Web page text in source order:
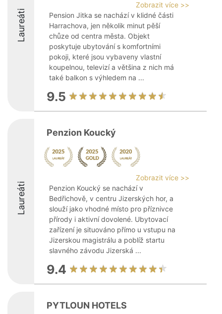
Laureáti
Zobrazit více >>
Pension Jitka se nachází v klidné části
Harrachova, jen několik minut pěší
chůze od centra města. Objekt
poskytuje ubytování s komfortními
pokoji, které jsou vybaveny vlastní
koupelnou, televizí a většina z nich má
také balkon s výhledem na ...
9.5
Laureáti
Penzion Koucký
Zobrazit více >>
Penzion Koucký se nachází v
Bedřichově, v centru Jizerských hor, a
slouží jako vhodné místo pro příznivce
přírody i aktivní dovolené. Ubytovací
zařízení je situováno přímo u vstupu na
Jizerskou magistrálu a poblíž startu
slavného závodu Jizerská ...
9.4
PYTLOUN HOTELS